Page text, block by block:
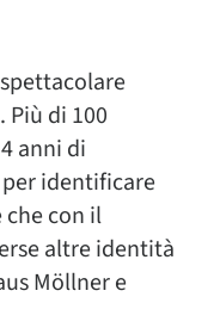
Più di 100
anni di
identificare
con il
altre identità
Möllner e